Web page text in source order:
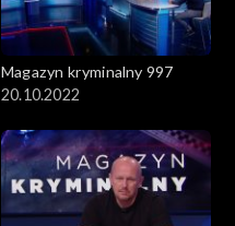
Magazyn kryminalny 997
20.10.2022